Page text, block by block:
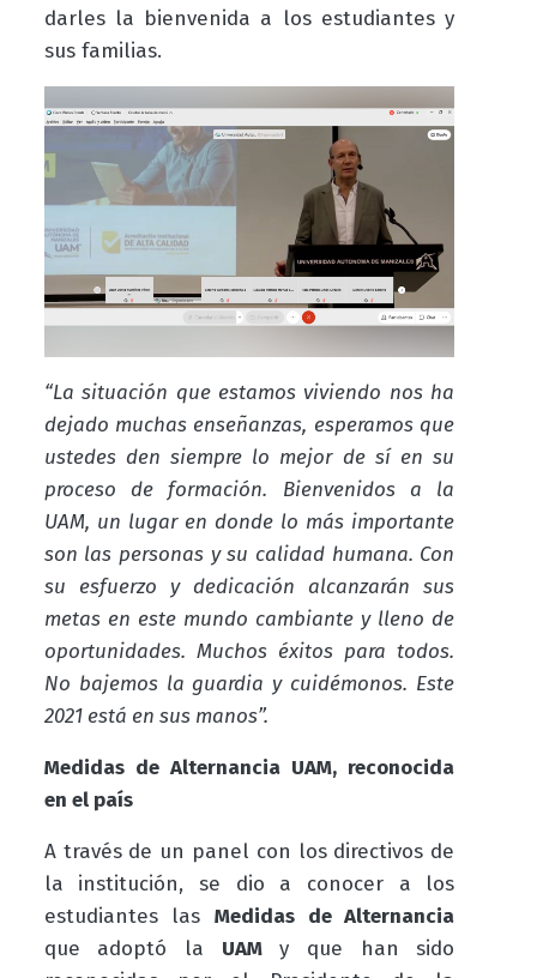
darles la bienvenida a los estudiantes y
sus familias.
“La situación que estamos viviendo nos ha
dejado muchas enseñanzas, esperamos que
ustedes den siempre lo mejor de sí en su
proceso de formación. Bienvenidos a la
UAM, un lugar en donde lo más importante
son las personas y su calidad humana. Con
su esfuerzo y dedicación alcanzarán sus
metas en este mundo cambiante y lleno de
oportunidades. Muchos éxitos para todos.
No bajemos la guardia y cuidémonos. Este
2021 está en sus manos”.
Medidas de Alternancia UAM, reconocida
en el país
A través de un panel con los directivos de
la institución, se dio a conocer a los
estudiantes las Medidas de Alternancia
que adoptó la UAMy que han sido